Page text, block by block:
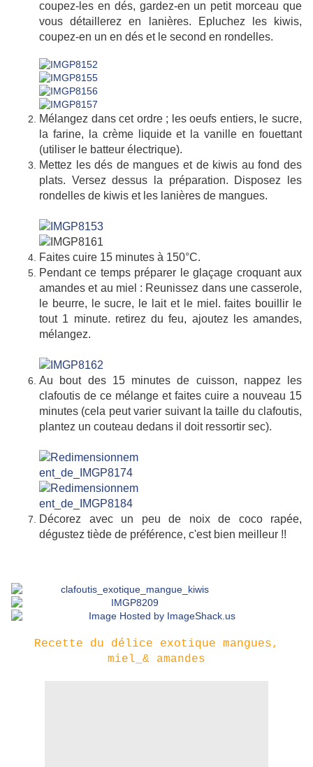
coupez-les en dés, gardez-en un petit morceau que
vous détaillerez en lanières. Epluchez les kiwis,
coupez-en un en dés et le second en rondelles.
Mélangez dans cet ordre ; les oeufs entiers, le sucre,
la farine, la crème liquide et la vanille en fouettant
(utiliser le batteur électrique).
Mettez les dés de mangues et de kiwis au fond des
plats. Versez dessus la préparation. Disposez les
rondelles de kiwis et les lanières de mangues.
Faites cuire 15 minutes à 150°C.
Pendant ce temps préparer le glaçage croquant aux
amandes et au miel : Reunissez dans une casserole,
le beurre, le sucre, le lait et le miel. faites bouillir le
tout 1 minute. retirez du feu, ajoutez les amandes,
mélangez.
Au bout des 15 minutes de cuisson, nappez les
clafoutis de ce mélange et faites cuire a nouveau 15
minutes (cela peut varier suivant la taille du clafoutis,
plantez un couteau dedans il doit ressortir sec).
Décorez avec un peu de noix de coco rapée,
dégustez tiède de préférence, c'est bien meilleur !!
Recette du délice exotique mangues,
miel_& amandes